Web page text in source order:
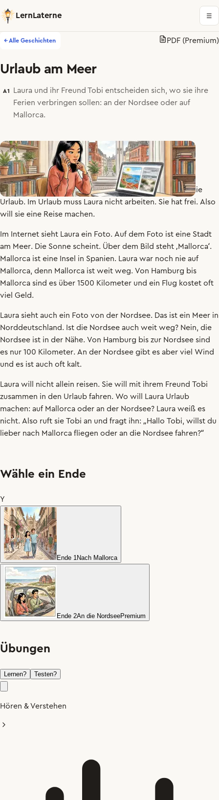
LernLaterne ☰
← Alle Geschichten PDF (Premium)
Urlaub am Meer
A1
Laura und ihr Freund Tobi entscheiden sich, wo sie ihre
Ferien verbringen sollen: an der Nordsee oder auf
Mallorca.
Laura wohnt und arbeitet in Hamburg. Ab Montag hat sie
Urlaub. Im Urlaub muss Laura nicht arbeiten. Sie hat frei. Also
will
sie eine Reise machen.
Im Internet sieht Laura ein Foto. Auf dem Foto ist eine Stadt
am Meer. Die Sonne scheint. Über dem Bild steht ‚Mallorca‘.
Mallorca ist eine Insel in Spanien. Laura war noch nie auf
Mallorca, denn Mallorca ist weit weg. Von Hamburg bis
Mallorca sind es über 1500 Kilometer und ein Flug kostet oft
viel Geld.
Laura sieht auch ein Foto von der Nordsee. Das ist ein Meer in
Norddeutschland. Ist die Nordsee auch weit weg? Nein, die
Nordsee ist in der Nähe. Von Hamburg bis zur Nordsee sind
es nur 100 Kilometer. An der Nordsee gibt es aber viel Wind
und es ist auch oft kalt.
Laura will nicht allein reisen. Sie will mit ihrem Freund Tobi
zusammen in den Urlaub fahren. Wo will Laura Urlaub
machen: auf Mallorca oder an der Nordsee? Laura weiß es
nicht. Also ruft sie Tobi an und fragt ihn: „Hallo Tobi, willst du
lieber nach Mallorca fliegen oder an die Nordsee fahren?“
Wähle ein Ende
Y
Ende 1 Nach Mallorca
Ende 2An die NordseePremium
Übungen
Lernen? Testen?
Hören & Verstehen